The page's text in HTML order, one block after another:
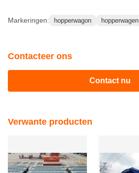
Markeringen: hopperwagon hopperwagen
Contacteer ons
Contact nu
Verwante producten